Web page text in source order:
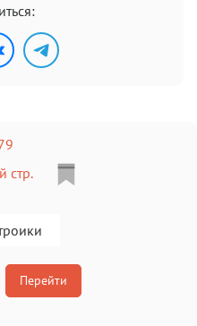
стр.
Перейти